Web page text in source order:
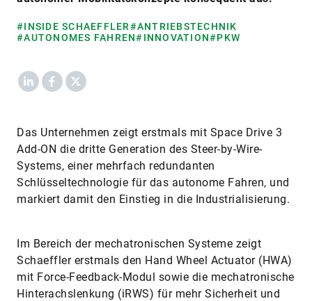
#INSIDE SCHAEFFLER#ANTRIEBSTECHNIK
#AUTONOMES FAHREN#INNOVATION#PKW
LinkedInFacebook
X
Das Unternehmen zeigt erstmals mit Space Drive 3
Add-ON die dritte Generation des Steer-by-Wire-
Systems, einer mehrfach redundanten
Schlüsseltechnologie für das autonome Fahren, und
markiert damit den Einstieg in die Industrialisierung.
Im Bereich der mechatronischen Systeme zeigt
Schaeffler erstmals den Hand Wheel Actuator (HWA)
mit Force-Feedback-Modul sowie die mechatronische
Hinterachslenkung (iRWS) für mehr Sicherheit und